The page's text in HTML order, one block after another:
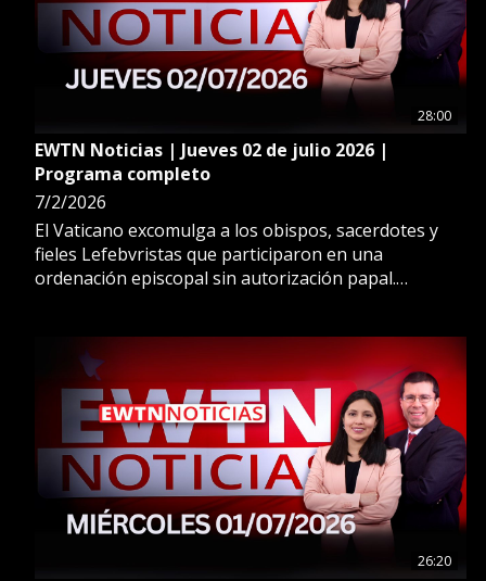
28:00
EWTN Noticias | Jueves 02 de julio 2026 |
Programa completo
7/2/2026
El Vaticano excomulga a los obispos, sacerdotes y
fieles Lefebvristas que participaron en una
ordenación episcopal sin autorización papal.
explica, tras los sismos en Venezuela.
26:20